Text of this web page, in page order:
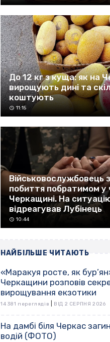
До 12 кг з куща: як на
вирощують дині та
коштують
11:15
Військовослужбовець
побиття побратимом у
Черкащині. На
відреагував Лубінець
10:44
НАЙБІЛЬШЕ ЧИТАЮТЬ
«Маракуя росте, як
Черкащини розповів
вирощування екзотики
14 381 переглядів ВІД 2 СЕРПНЯ 2026
На дамбі біля Черкас
водій (ФОТО)